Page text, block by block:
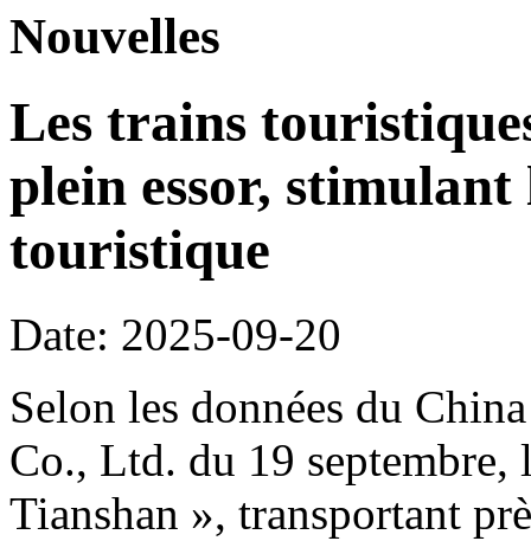
Nouvelles
Les trains
plein essor,
touristique
Date: 2025-09-20
Selon les données du
Co., Ltd. du 19
Tianshan », transportant